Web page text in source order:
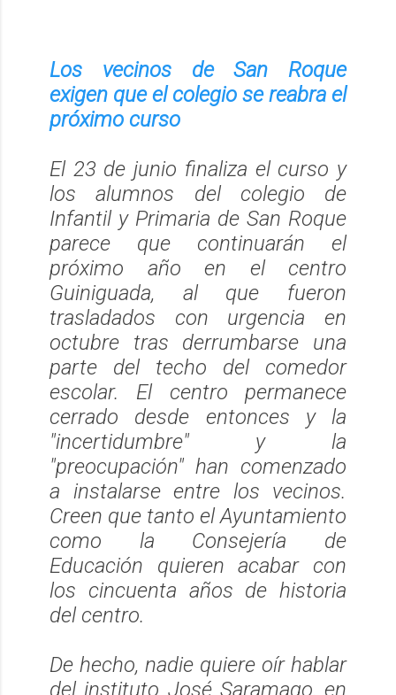
Los vecinos de San Roque
exigen que el colegio se reabra el
próximo curso
El 23 de junio finaliza el curso y
los alumnos del colegio de
Infantil y Primaria de San Roque
parece que continuarán el
próximo año en el centro
Guiniguada, al que fueron
trasladados con urgencia en
octubre tras derrumbarse una
parte del techo del comedor
escolar. El centro permanece
cerrado desde entonces y la
"incertidumbre" y la
"preocupación" han comenzado
a instalarse entre los vecinos.
Creen que tanto el Ayuntamiento
como la Consejería de
Educación quieren acabar con
los cincuenta años de historia
del centro.
De hecho, nadie quiere oír hablar
del instituto José Saramago, en